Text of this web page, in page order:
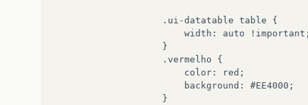
.ui-datatable table
width:
auto
.vermelho
color:
background: